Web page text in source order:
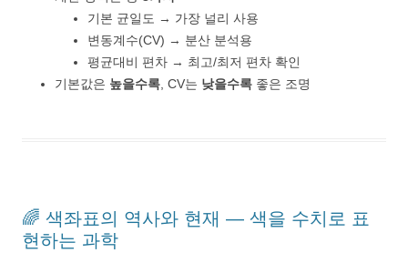
기본 균일도 → 가장 널리 사용
변동계수(CV) → 분산 분석용
평균대비 편차 → 최고/최저 편차 확인
기본값은 높을수록 , CV는 낮을수록 좋은 조명
🌈 색좌표의 역사와 현재 — 색을 수치로 표
현하는 과학